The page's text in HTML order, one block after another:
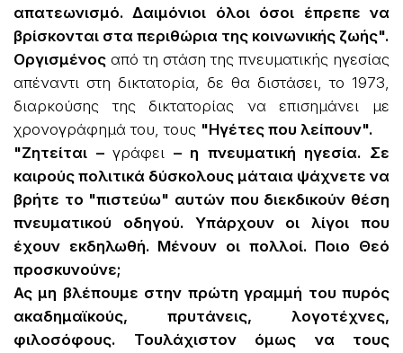
απατεωνισμό. Δαιμόνιοι όλοι όσοι έπρεπε να
βρίσκονται στα περιθώρια της κοινωνικής ζωής".
Οργισμένος από τη στάση της πνευματικής ηγεσίας
απέναντι στη δικτατορία, δε θα διστάσει, το 1973,
διαρκούσης της δικτατορίας να επισημάνει με
χρονογράφημά του, τους "Ηγέτες που λείπουν".
"Ζητείται –γράφει – η πνευματική ηγεσία. Σε
καιρούς πολιτικά δύσκολους μάταια ψάχνετε να
βρήτε το "πιστεύω" αυτών που διεκδικούν θέση
πνευματικού οδηγού. Υπάρχουν οι λίγοι που
έχουν εκδηλωθή. Μένουν οι πολλοί. Ποιο Θεό
προσκυνούνε;
Ας μη βλέπουμε στην πρώτη γραμμή του πυρός
ακαδημαϊκούς, πρυτάνεις, λογοτέχνες,
φιλοσόφους. Τουλάχιστον όμως να τους